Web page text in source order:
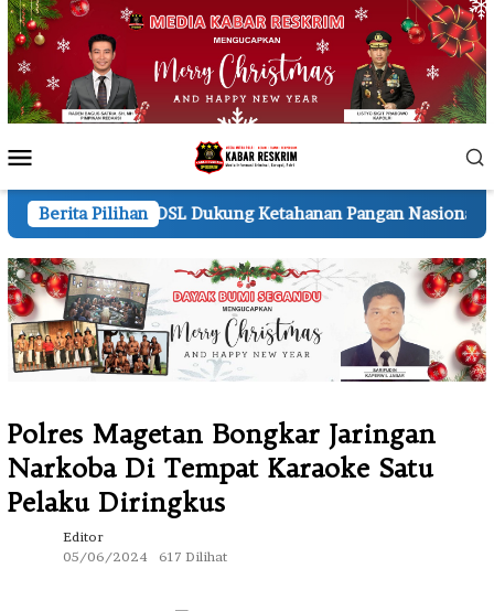
Loncat
ke
konten
Mobile
Berita Pilihan
PT CDSL Dukung Ketahanan Pangan Nasional
Polres Magetan Bongkar Jaringan
Narkoba Di Tempat Karaoke Satu
Pelaku Diringkus
Editor
05/06/2024
617 Dilihat